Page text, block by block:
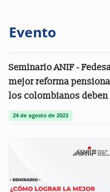
Evento
Seminario ANIF -
mejor reforma
los colombianos deben
24 de agosto de 2023